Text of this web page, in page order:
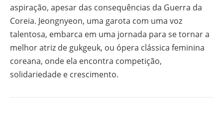
aspiração, apesar das consequências da Guerra da
Coreia. Jeongnyeon, uma garota com uma voz
talentosa, embarca em uma jornada para se tornar a
melhor atriz de gukgeuk, ou ópera clássica feminina
coreana, onde ela encontra competição,
solidariedade e crescimento.